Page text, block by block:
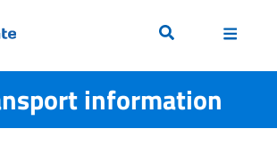
information